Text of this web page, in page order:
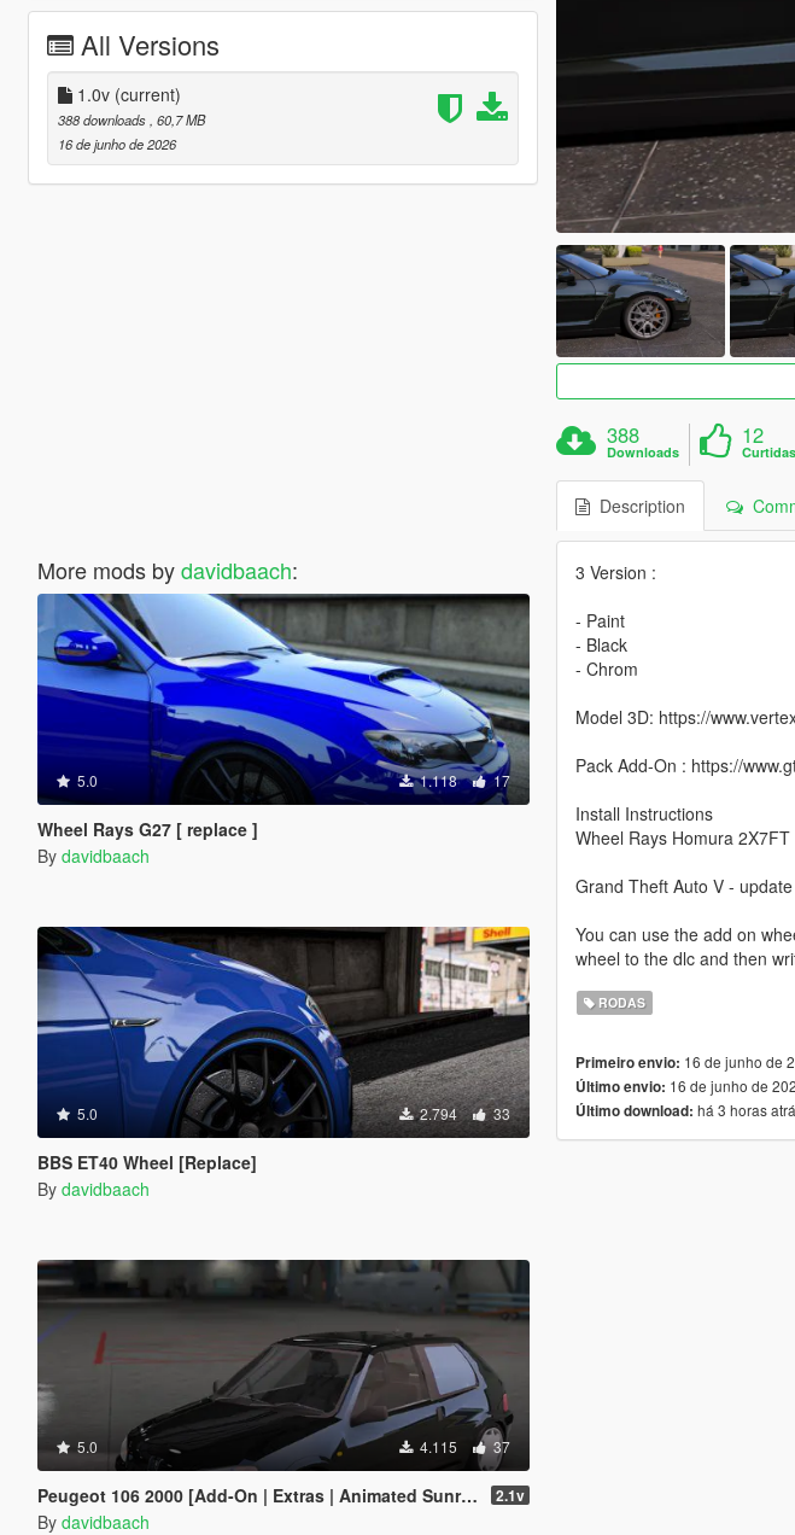
All Versions
1.0v (current)
388 downloads , 60,7 MB
16 de junho de 2026
More mods bydavidbaach:
5.0 1.118 17
Wheel Rays G27 [ replace ]
By davidbaach
5.0 2.794 33
BBS ET40 Wheel [Replace]
By davidbaach
5.0 4.115 37
Peugeot 106 2000 [Add-On | Extras | Animated Sunroof] 2.1v
By davidbaach
388
Downloads
12
Curtidas
Description
3 Version :
- Paint
- Black
- Chrom
Model 3D: https://
Pack Add-On : https://
Install Instructions
Wheel Rays Homura
Grand Theft Auto V -
You can use the add on
wheel to the dlc and then
RODAS
Primeiro envio: 16 de junho de
Último envio: 16 de junho de
Último download: há 3 horas